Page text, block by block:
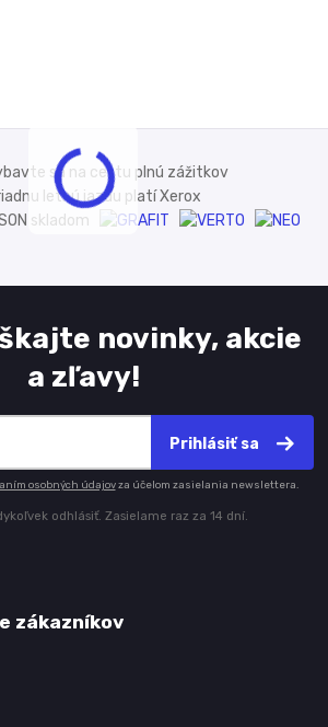
novinky, akcie
a zľavy!
Prihlásiť sa
osobných údajovza účelom zasielania newslettera.
odhlásiť. Zasielame raz za 14 dní.
zákazníkov